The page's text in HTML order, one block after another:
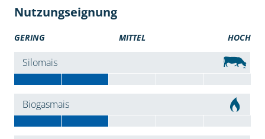
Nutzungseignung
GERING MITTEL HOCH
Silomais
Biogasmais